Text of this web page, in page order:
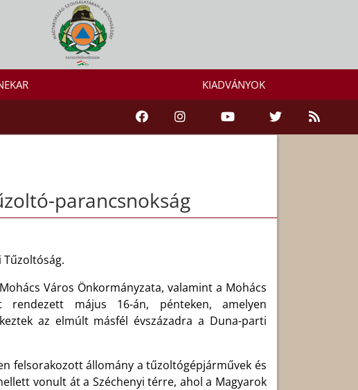
KIADVÁNYOK
parancsnokság
Város Önkormányzata, valamint a Mohács
rendezett május 16-án, pénteken, amelyen
az elmúlt másfél évszázadra a Duna-parti
felsorakozott állomány a tűzoltógépjárművek és
vonult át a Széchenyi térre, ahol a Magyarok